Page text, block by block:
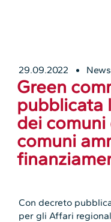
29.09.2022 News
Green
pubblicata
dei
comuni
Con decreto
per gli Affari